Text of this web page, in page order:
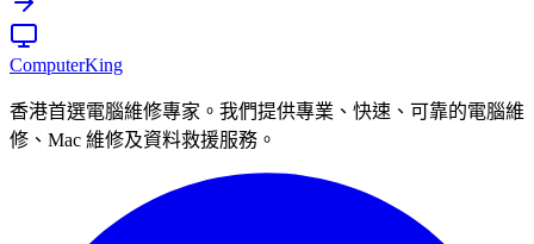
ComputerKing
香港首選電腦維修專家。我們提供專業、快速、可靠的電腦維
修、Mac 維修及資料救援服務。